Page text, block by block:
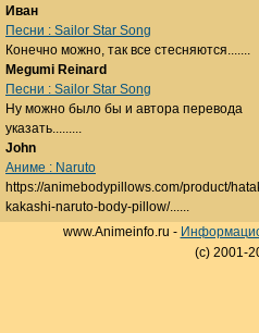
Иван
Песни : Sailor Star Song
Конечно можно, так все стесняются.......
Megumi Reinard
Песни : Sailor Star Song
Ну можно было бы и автора перевода
указать.........
John
Аниме : Naruto
https://animebodypillows.com/product/
kakashi-naruto-body-pillow/......
www.Animeinfo.ru -
(c) 2001-